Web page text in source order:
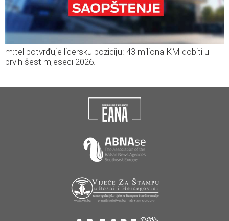
m:tel potvrđuje lidersku poziciju: 43 miliona KM dobiti u
prvih šest mjeseci 2026.